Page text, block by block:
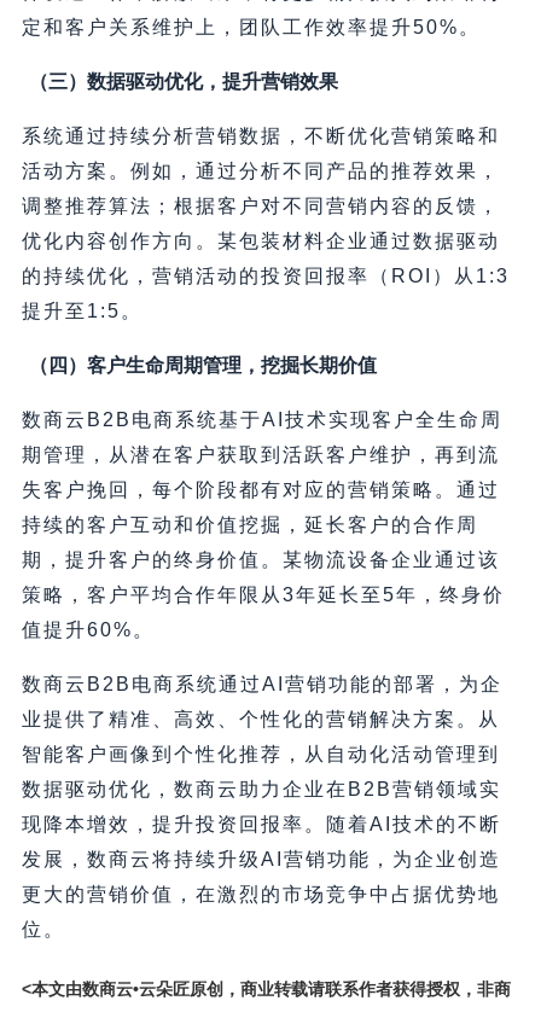
定和客户关系维护上，团队工作效率提升50%。
（三）数据驱动优化，提升营销效果
系统通过持续分析营销数据，不断优化营销策略和
活动方案。例如，通过分析不同产品的推荐效果，
调整推荐算法；根据客户对不同营销内容的反馈，
优化内容创作方向。某包装材料企业通过数据驱动
的持续优化，营销活动的投资回报率（ROI）从1:3
提升至1:5。
（四）客户生命周期管理，挖掘长期价值
数商云B2B电商系统基于AI技术实现客户全生命周
期管理，从潜在客户获取到活跃客户维护，再到流
失客户挽回，每个阶段都有对应的营销策略。通过
持续的客户互动和价值挖掘，延长客户的合作周
期，提升客户的终身价值。某物流设备企业通过该
策略，客户平均合作年限从3年延长至5年，终身价
值提升60%。
数商云B2B电商系统通过AI营销功能的部署，为企
业提供了精准、高效、个性化的营销解决方案。从
智能客户画像到个性化推荐，从自动化活动管理到
数据驱动优化，数商云助力企业在B2B营销领域实
现降本增效，提升投资回报率。随着AI技术的不断
发展，数商云将持续升级AI营销功能，为企业创造
更大的营销价值，在激烈的市场竞争中占据优势地
位。
<本文由数商云•云朵匠原创，商业转载请联系作者获得授权，非商